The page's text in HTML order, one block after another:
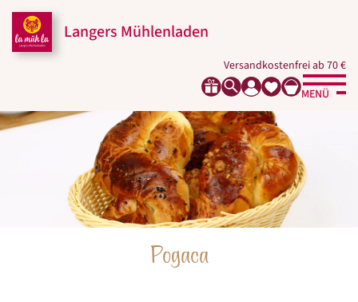
Seitenbereiche:
Zum
Inhalt
Zur
Hauptnavigation
Zur
FooternavigationLangers Mühlenladen
Versandkostenfrei ab 70 €
MENÜ
Pogaca